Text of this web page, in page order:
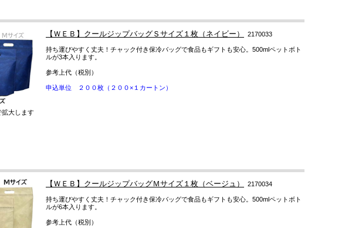
拡大します
【ＷＥＢ】クールジップバッグＳサイズ１枚（ネイビー） 2170033
持ち運びやすく丈夫！チャック付き保冷バッグで食品もギフトも安心。500mlペットボト
ルが3本入ります。
参考上代（税別）
申込単位 ２００枚（２００×１カートン）
【ＷＥＢ】クールジップバッグＭサイズ１枚（ベージュ） 2170034
持ち運びやすく丈夫！チャック付き保冷バッグで食品もギフトも安心。500mlペットボト
ルが6本入ります。
参考上代（税別）